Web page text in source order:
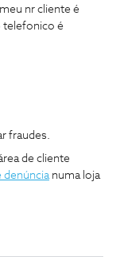
nr cliente é
telefonico é
fraudes.
de cliente
denúncianuma loja